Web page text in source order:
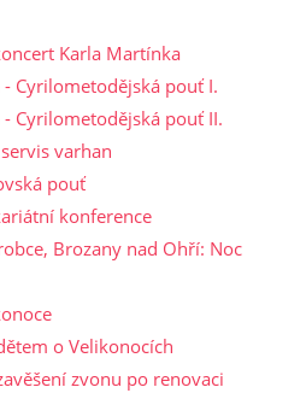
Karla Martínka
Cyrilometodějská pouť I.
Cyrilometodějská pouť II.
varhan
pouť
konference
Brozany nad Ohří: Noc
o Velikonocích
zvonu po renovaci